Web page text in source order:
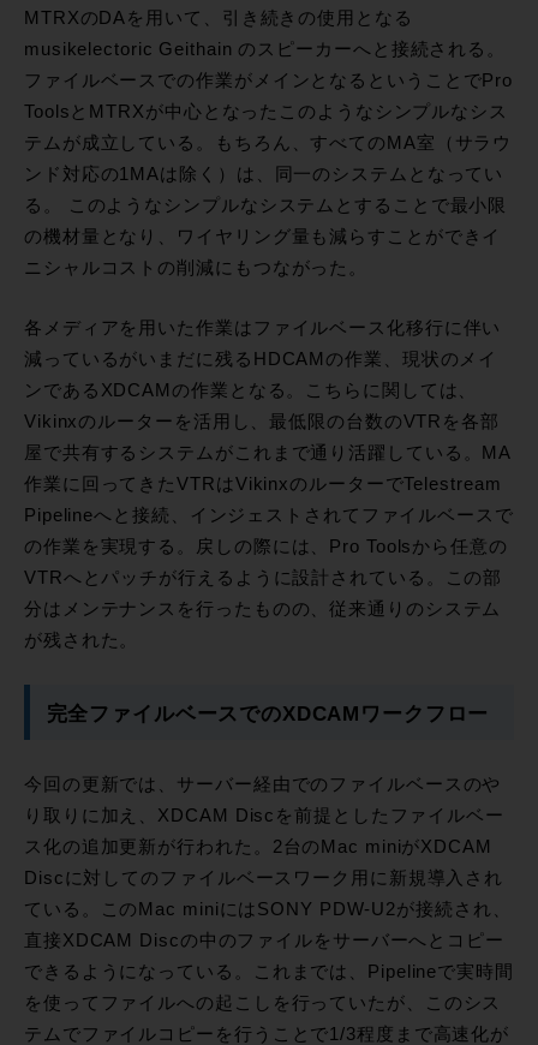
MTRXのDAを用いて、引き続きの使用となる
musikelectoric Geithain のスピーカーへと接続される。
ファイルベースでの作業がメインとなるということでPro
ToolsとMTRXが中心となったこのようなシンプルなシス
テムが成立している。もちろん、すべてのMA室（サラウ
ンド対応の1MAは除く）は、同一のシステムとなってい
る。 このようなシンプルなシステムとすることで最小限
の機材量となり、ワイヤリング量も減らすことができイ
ニシャルコストの削減にもつながった。
各メディアを用いた作業はファイルベース化移行に伴い
減っているがいまだに残るHDCAMの作業、現状のメイ
ンであるXDCAMの作業となる。こちらに関しては、
Vikinxのルーターを活用し、最低限の台数のVTRを各部
屋で共有するシステムがこれまで通り活躍している。MA
作業に回ってきたVTRはVikinxのルーターでTelestream
Pipelineへと接続、インジェストされてファイルベースで
の作業を実現する。戻しの際には、Pro Toolsから任意の
VTRへとパッチが行えるように設計されている。この部
分はメンテナンスを行ったものの、従来通りのシステム
が残された。
完全ファイルベースでのXDCAMワークフロー
今回の更新では、サーバー経由でのファイルベースのや
り取りに加え、XDCAM Discを前提としたファイルベー
ス化の追加更新が行われた。2台のMac miniがXDCAM
Discに対してのファイルベースワーク用に新規導入され
ている。このMac miniにはSONY PDW-U2が接続され、
直接XDCAM Discの中のファイルをサーバーへとコピー
できるようになっている。これまでは、Pipelineで実時間
を使ってファイルへの起こしを行っていたが、このシス
テムでファイルコピーを行うことで1/3程度まで高速化が